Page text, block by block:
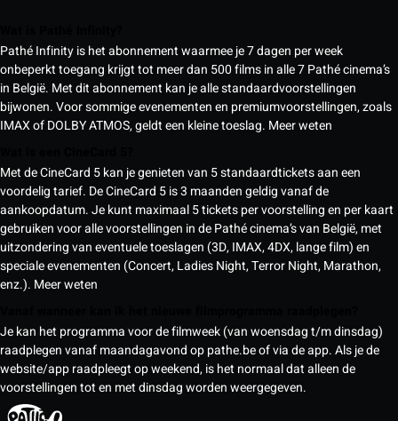
Pathé Infinity is het abonnement waarmee je 7 dagen per week
onbeperkt toegang krijgt tot meer dan 500 films in alle 7 Pathé cinema’s
in België. Met dit abonnement kan je alle standaardvoorstellingen
bijwonen. Voor sommige evenementen en premiumvoorstellingen, zoals
IMAX of DOLBY ATMOS, geldt een kleine toeslag. Meer weten
Met de CineCard 5 kan je genieten van 5 standaardtickets aan een
voordelig tarief. De CineCard 5 is 3 maanden geldig vanaf de
aankoopdatum. Je kunt maximaal 5 tickets per voorstelling en per kaart
gebruiken voor alle voorstellingen in de Pathé cinema’s van België, met
uitzondering van eventuele toeslagen (3D, IMAX, 4DX, lange film) en
speciale evenementen (Concert, Ladies Night, Terror Night, Marathon,
enz.). Meer weten
Je kan het programma voor de filmweek (van woensdag t/m dinsdag)
raadplegen vanaf maandagavond op pathe.be of via de app. Als je de
website/app raadpleegt op weekend, is het normaal dat alleen de
voorstellingen tot en met dinsdag worden weergegeven.